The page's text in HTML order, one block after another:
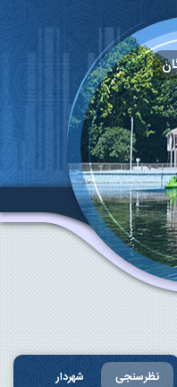
نظرسنجی شهردار